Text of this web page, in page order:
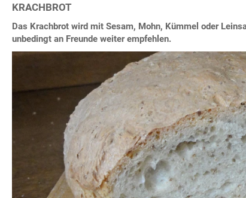
KRACHBROT
Das Krachbrot wird mit Sesam, Mohn, Kümmel oder
unbedingt an Freunde weiter empfehlen.